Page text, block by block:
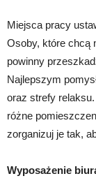
Miejsca pracy
Osoby, które chcą
powinny
Najlepszym
oraz strefy relaksu.
różne
zorganizuj je tak,
Wyposażenie